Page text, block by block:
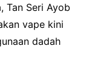
Tan Seri Ayob
vape kini
dadah